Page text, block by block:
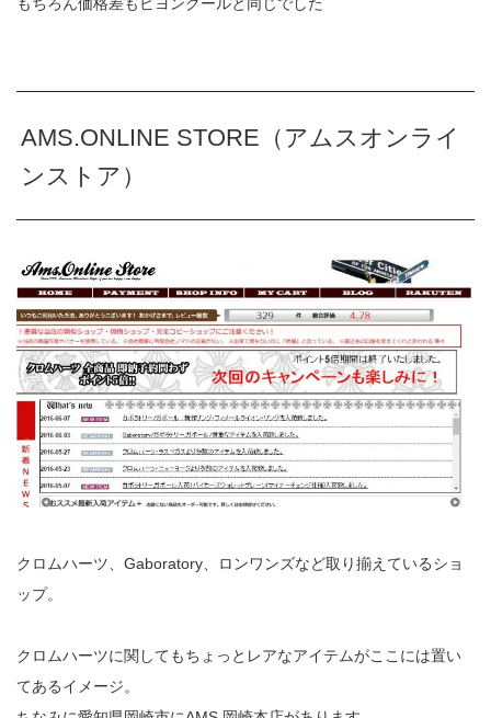
AMS.ONLINE STORE（アムスオンライ
ンストア）
クロムハーツ、Gaboratory、ロンワンズなど取り揃えているショ
ップ。
クロムハーツに関してもちょっとレアなアイテムがここには置い
てあるイメージ。